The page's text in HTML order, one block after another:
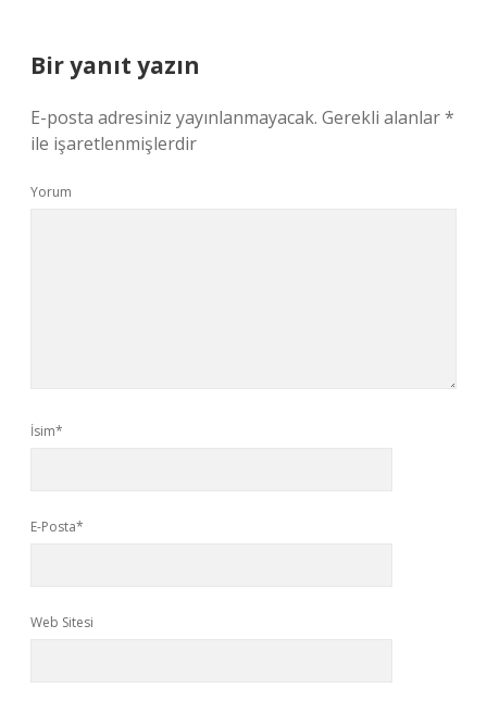
Bir yanıt yazın
E-posta adresiniz yayınlanmayacak. Gerekli alanlar*
ile işaretlenmişlerdir
Yorum
İsim*
E-Posta*
Web Sitesi